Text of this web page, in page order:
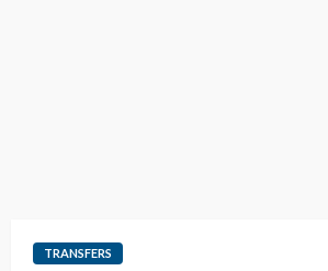
TRANSFERS